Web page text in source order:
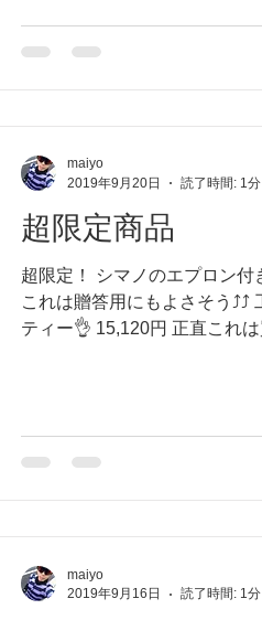
超限定商品
超限定！ シマノのエプロン
これは贈答用にもよさそう⤴︎⤴︎
ティー👌 15,120円 正直これ
maiyo
2019年9月20日
読了時間: 1分
maiyo
2019年9月16日
読了時間: 1分